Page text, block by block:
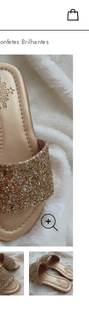
Confetes Brilhantes